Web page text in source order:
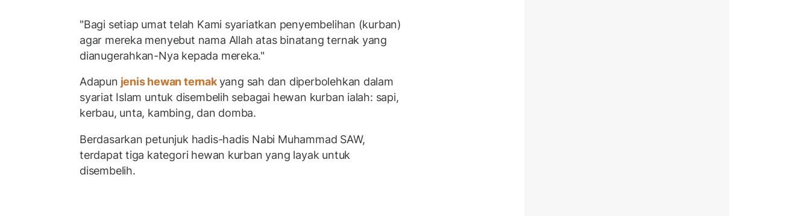
"Bagi setiap umat telah Kami syariatkan penyembelihan (kurban)
agar mereka menyebut nama Allah atas binatang ternak yang
dianugerahkan-Nya kepada mereka."
Adapun jenis hewan ternakyang sah dan diperbolehkan dalam
syariat Islam untuk disembelih sebagai hewan kurban ialah: sapi,
kerbau, unta, kambing, dan domba.
Berdasarkan petunjuk hadis-hadis Nabi Muhammad SAW,
terdapat tiga kategori hewan kurban yang layak untuk
disembelih.